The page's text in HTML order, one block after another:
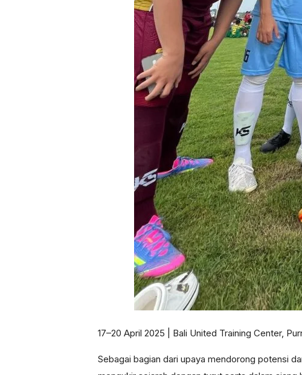
17–20 April 2025 | Bali United Training Center,
Sebagai bagian dari upaya mendorong potensi